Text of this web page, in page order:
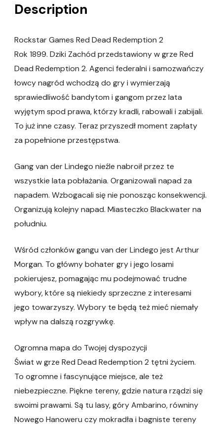
Description
Rockstar Games Red Dead Redemption 2
Rok 1899. Dziki Zachód przedstawiony w grze Red
Dead Redemption 2. Agenci federalni i samozwańczy
łowcy nagród wchodzą do gry i wymierzają
sprawiedliwość bandytom i gangom przez lata
wyjętym spod prawa, którzy kradli, rabowali i zabijali.
To już inne czasy. Teraz przyszedł moment zapłaty
za popełnione przestępstwa.
Gang van der Lindego nieźle nabroił przez te
wszystkie lata pobłażania. Organizowali napad za
napadem. Wzbogacali się nie ponosząc konsekwencji.
Organizują kolejny napad. Miasteczko Blackwater na
południu.
Wśród członków gangu van der Lindego jest Arthur
Morgan. To główny bohater gry i jego losami
pokierujesz, pomagając mu podejmować trudne
wybory, które są niekiedy sprzeczne z interesami
jego towarzyszy. Wybory te będą też mieć niemały
wpływ na dalszą rozgrywkę.
Ogromna mapa do Twojej dyspozycji
Świat w grze Red Dead Redemption 2 tętni życiem.
To ogromne i fascynujące miejsce, ale też
niebezpieczne. Piękne tereny, gdzie natura rządzi się
swoimi prawami. Są tu lasy, góry Ambarino, równiny
Nowego Hanoweru czy mokradła i bagniste tereny